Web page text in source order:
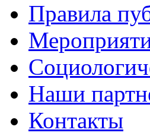
Правила
Наши
Контакты